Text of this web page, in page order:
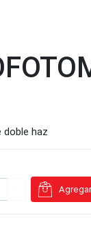
haz
Agregar